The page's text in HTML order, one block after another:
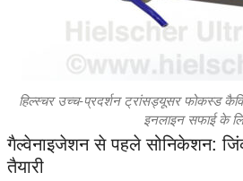
हिल्स्चर उच्च-प्रदर्शन ट्रांसड्यूसर फोकस्ड
इनलाइन सफाई के
गैल्वेनाइजेशन से पहले सोनिकेशन:
तैयारी